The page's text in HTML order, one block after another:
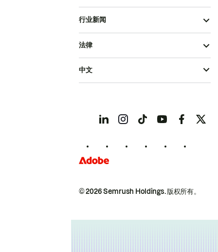
行业新闻
© 2026 Semrush Holdings.版权所有。
法律
中文